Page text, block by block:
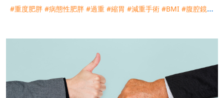
#重度肥胖 #病態性肥胖 #過重 #縮胃 #減重手術 #BMI #腹腔鏡#